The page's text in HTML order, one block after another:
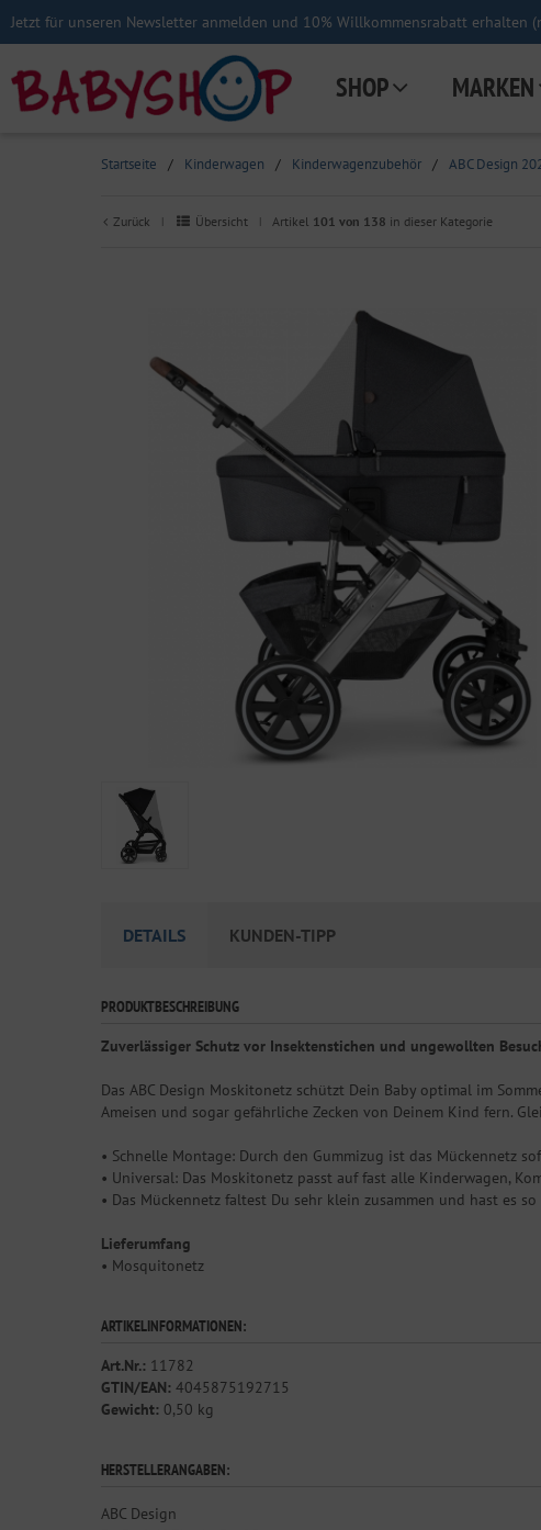
Jetzt für unseren Newsletter anmelden und 10% Willkommensrabatt erhalten
SHOP MARKEN
Startseite / Kinderwagen / Kinderwagenzubehör / ABC Design
Zurück | Übersicht | Artikel 101 von 138 in dieser Kategorie
DETAILS KUNDEN-TIPP
PRODUKTBESCHREIBUNG
Zuverlässiger Schutz vor Insektenstichen und ungewollten
Das ABC Design Moskitonetz schützt Dein Baby optimal im
Ameisen und sogar gefährliche Zecken von Deinem Kind fern.
• Schnelle Montage: Durch den Gummizug ist das Mückennetz
• Universal: Das Moskitonetz passt auf fast alle Kinderwagen,
• Das Mückennetz faltest Du sehr klein zusammen und hast es
Lieferumfang
• Mosquitonetz
ARTIKELINFORMATIONEN:
Art.Nr.: 11782
GTIN/EAN: 4045875192715
Gewicht: 0,50 kg
HERSTELLERANGABEN:
ABC Design